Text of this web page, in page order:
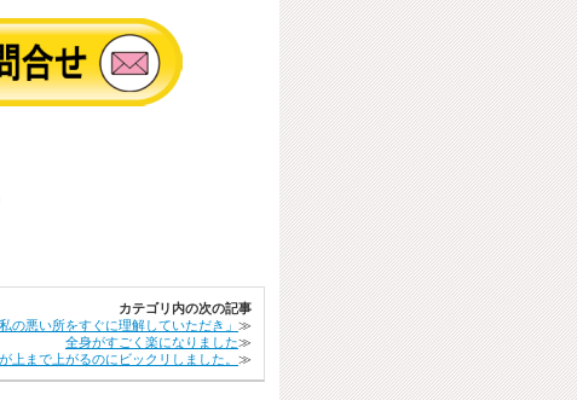
カテゴリ内の次の記事
私の悪い所をすぐに理解していただき」 ≫
全身がすごく楽になりました≫
上まで上がるのにビックリしました。 ≫